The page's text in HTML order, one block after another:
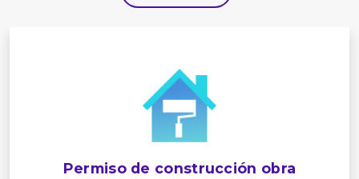
Permiso de construcción obra